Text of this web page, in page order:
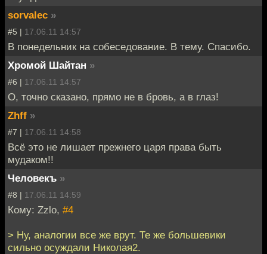
sorvalec »
#5 | 17.06.11 14:57
В понедельник на собеседование. В тему. Спасибо.
Хромой Шайтан »
#6 | 17.06.11 14:57
О, точно сказано, прямо не в бровь, а в глаз!
Zhff »
#7 | 17.06.11 14:58
Всё это не лишает прежнего царя права быть
мудаком!!
Человекъ »
#8 | 17.06.11 14:59
Кому: Zzlo, #4
> Ну, аналогии все же врут. Те же большевики
сильно осуждали Николая2.